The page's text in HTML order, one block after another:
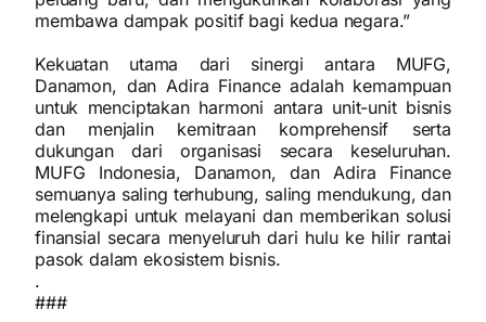
membawa dampak positif bagi kedua negara.”
Kekuatan utama dari sinergi antara MUFG,
Danamon, dan Adira Finance adalah kemampuan
untuk menciptakan harmoni antara unit-unit bisnis
dan menjalin kemitraan komprehensif serta
dukungan dari organisasi secara keseluruhan.
MUFG Indonesia, Danamon, dan Adira Finance
semuanya saling terhubung, saling mendukung, dan
melengkapi untuk melayani dan memberikan solusi
finansial secara menyeluruh dari hulu ke hilir rantai
pasok dalam ekosistem bisnis.
.
###